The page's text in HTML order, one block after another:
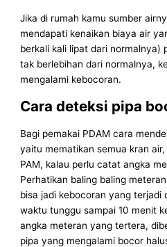
Jika di rumah kamu sumber
mendapati kenaikan biaya air
berkali kali lipat dari normalnya)
tak berlebihan dari normalnya,
mengalami kebocoran.
Cara deteksi pipa
Bagi pemakai PDAM cara
yaitu mematikan semua kran
PAM, kalau perlu catat angka
Perhatikan baling baling
bisa jadi kebocoran yang terjadi
waktu tunggu sampai 10 menit
angka meteran yang tertera,
pipa yang mengalami bocor